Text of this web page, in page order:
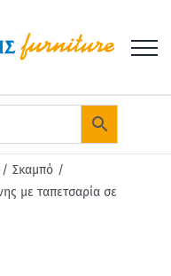
Σκαμπό
με ταπετσαρία σε